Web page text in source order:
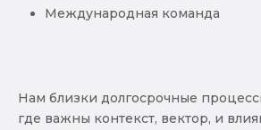
Международная команда
Нам близки долгосрочные
где важны контекст, вектор, и